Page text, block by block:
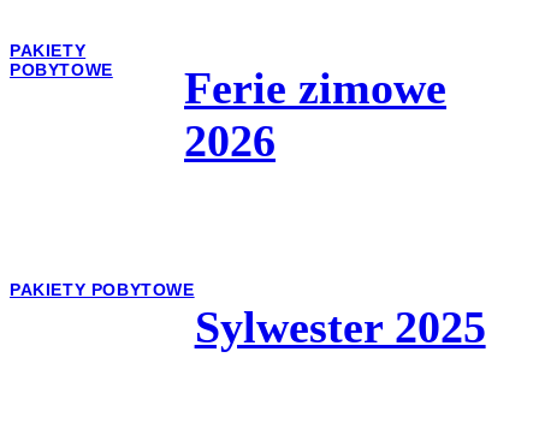
PAKIETY
POBYTOWE
Ferie zimowe
2026
PAKIETY POBYTOWE
Sylwester 2025